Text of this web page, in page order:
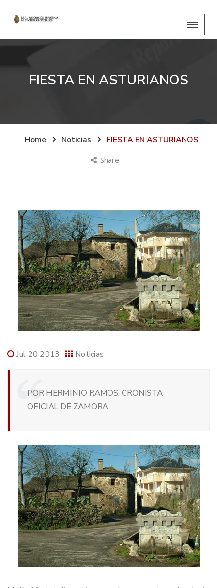
FIESTA EN ASTURIANOS
Home Noticias FIESTA EN ASTURIANOS
Share
Jul 20 2013 Noticias
POR HERMINIO RAMOS, CRONISTA
OFICIAL DE ZAMORA